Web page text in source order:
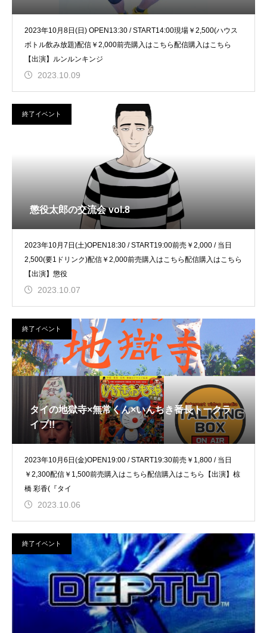
2023年10月8日(日) OPEN13:30 / START14:00現場￥2,500(ハウス
ボトル飲み放題)配信￥2,000前売購入はこちら配信購入はこちら
【出演】ルンルンキンジ
2023.10.09
終了イベント
懲役太郎の交流会 vol.8
2023年10月7日(土)OPEN18:30 / START19:00前売￥2,000 / 当日
2,500(要1ドリンク)配信￥2,000前売購入はこちら配信購入はこちら
【出演】懲役
2023.10.07
終了イベント
タイの地獄寺×無常くん×いんちき番長トークラ
イブ!!
2023年10月6日(金)OPEN19:00 / START19:30前売￥1,800 / 当日
￥2,300配信￥1,500前売購入はこちら配信購入はこちら【出演】椋
橋 彩香(『タイ
2023.10.06
終了イベント